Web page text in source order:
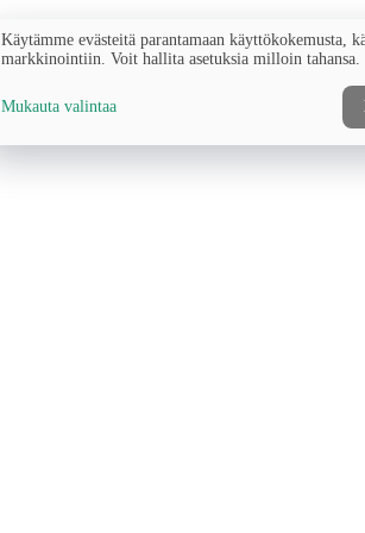
Käytämme evästeitä parantamaan käyttökokemusta,
markkinointiin. Voit hallita asetuksia milloin tahansa.
Mukauta valintaa